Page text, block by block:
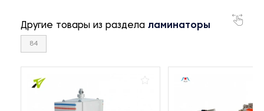
Другие товары из раздела ламинаторы
84